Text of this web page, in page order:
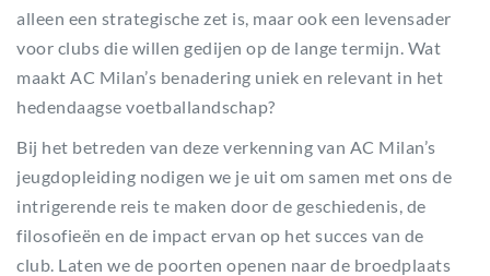
alleen een strategische zet is, maar ook een levensader
voor clubs die willen gedijen op de lange termijn. Wat
maakt AC Milan’s benadering uniek en relevant in het
hedendaagse voetballandschap?
Bij het betreden van deze verkenning van AC Milan’s
jeugdopleiding nodigen we je uit om samen met ons de
intrigerende reis te maken door de geschiedenis, de
filosofieën en de impact ervan op het succes van de
club. Laten we de poorten openen naar de broedplaats